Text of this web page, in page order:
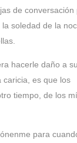
de conversación
soledad de la
hacerle daño a
caricia, es que los
tiempo, de los
para